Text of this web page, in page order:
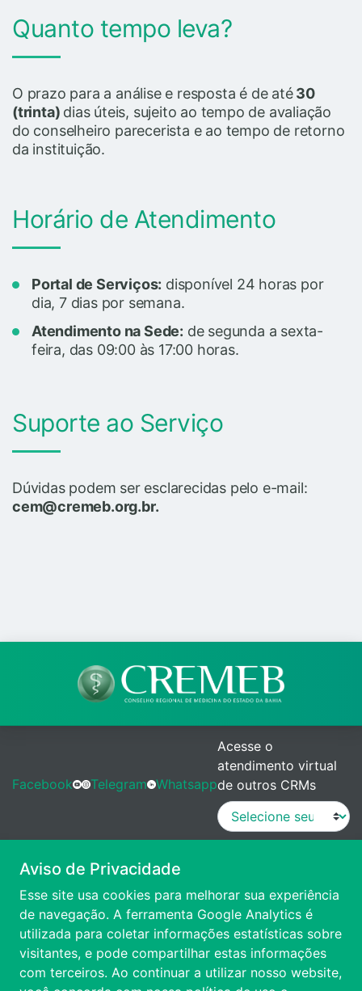
Quanto tempo leva?
O prazo para a análise e resposta é de até30
(trinta) dias úteis, sujeito ao tempo de avaliação
do conselheiro parecerista e ao tempo de retorno
da instituição.
Horário de Atendimento
Portal de Serviços: disponível 24 horas por
dia, 7 dias por semana.
Atendimento na Sede: de segunda a sexta-
feira, das 09:00 às 17:00 horas.
Suporte ao Serviço
Dúvidas podem ser esclarecidas pelo e-mail:
cem@cremeb.org.br.
Aviso de Privacidade
Esse site usa cookies para melhorar sua experiência
de navegação. A ferramenta Google Analytics é
utilizada para coletar informações estatísticas sobre
visitantes, e pode compartilhar estas informações
com terceiros. Ao continuar a utilizar nosso website,
Facebook Telegram Whatsapp
Acesse o
atendimento virtual
de outros CRMs
VÍDEO DE APRESENTAÇÃO
ACESSIBILIDADE